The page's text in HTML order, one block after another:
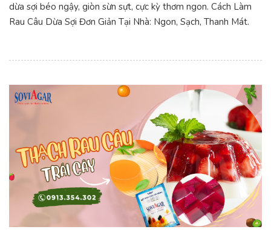
dừa sợi béo ngậy, giòn sừn sựt, cực kỳ thơm ngon. Cách Làm
Rau Câu Dừa Sợi Đơn Giản Tại Nhà: Ngon, Sạch, Thanh Mát.